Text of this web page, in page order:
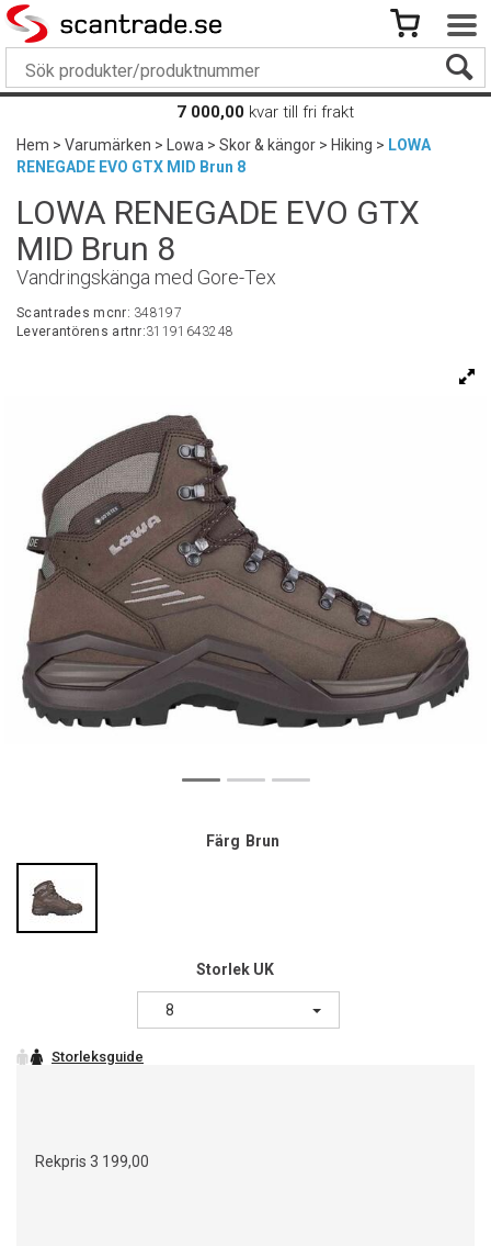
7 000,00 kvar till fri frakt
Hem>Varumärken> Lowa>Skor & kängor>Hiking> LOWA
RENEGADE EVO GTX MID Brun 8
LOWA RENEGADE EVO GTX
MID Brun 8
Vandringskänga med Gore-Tex
Scantrades mcnr: 348197
Leverantörens artnr:31191643248
Färg Brun
Storlek UK
8
Rekpris 3 199,00